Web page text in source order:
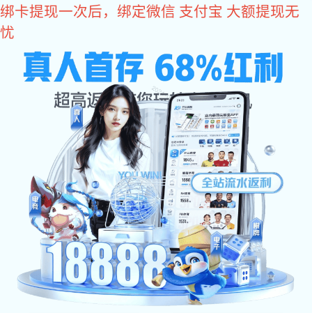
亿万28 400-618-1990